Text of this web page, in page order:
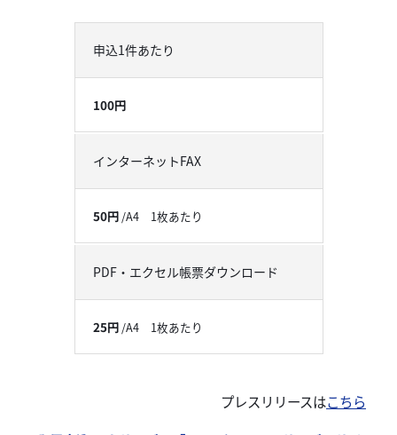
申込1件あたり
100円
インターネットFAX
50円/A4 1枚あたり
PDF・エクセル帳票ダウンロード
25円/A4 1枚あたり
プレスリリースはこちら